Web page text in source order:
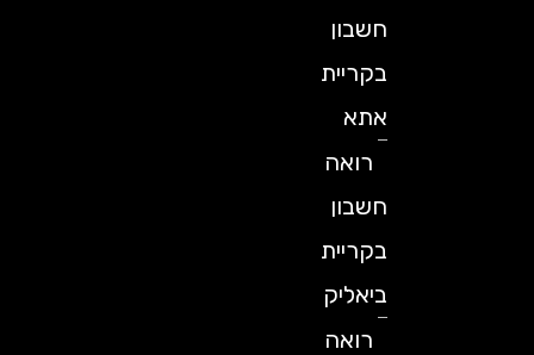
חשבון
בקריית
אתא
רואה
חשבון
בקריית
ביאליק
רואה